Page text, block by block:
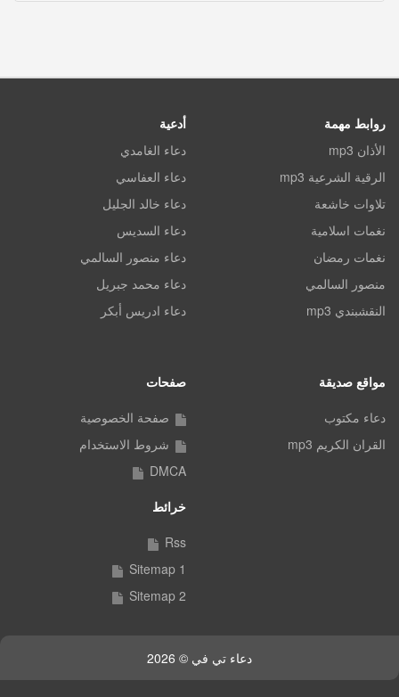
روابط مهمة
الأذان mp3
الرقية الشرعية mp3
تلاوات خاشعة
نغمات اسلامية
نغمات رمضان
منصور السالمي
النقشبندي mp3
أدعية
دعاء الغامدي
دعاء العفاسي
دعاء خالد الجليل
دعاء السديس
دعاء منصور السالمي
دعاء محمد جبريل
دعاء ادريس أبكر
مواقع صديقة
دعاء مكتوب
القران الكريم mp3
صفحات
صفحة الخصوصية
شروط الاستخدام
DMCA
خرائط
Rss
Sitemap 1
Sitemap 2
دعاء تي في © 2026